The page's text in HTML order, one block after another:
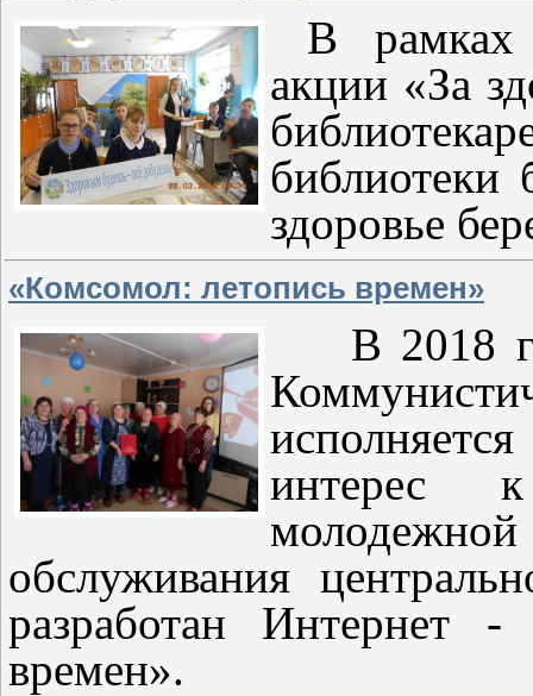
В рамках
акции «За
библиотеки
здоровье
«Комсомол: летопись времен»
В 2018
интерес
молодежной
обслуживания
разработан Интернет
времен».